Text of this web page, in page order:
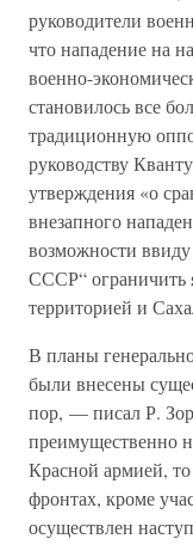
руководители
что нападение на
военно-
становилось все
традиционную
руководству
утверждения «о
внезапного
возможности
СССР“ ограничить
территорией и
В планы
были внесены
пор, — писал Р.
преимущественно
Красной армией, то
фронтах, кроме
осуществлен